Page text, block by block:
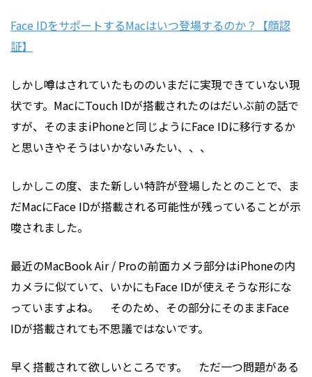
Face IDをサポートするMacはいつ登場するのか？【顔認
証】
しかし噂はされていたもののいまだに実現できていない現
状です。MacにTouch IDが搭載されたのはだいぶ前の話で
すが、そのままiPhoneと同じようにFace IDに移行するか
と思いきやそうはいかないみたい、、、
しかしこの度、また新しい特許が登場したとのことで、ま
だMacにFace IDが搭載される可能性が残っていることが示
唆されました。
最近のMacBook Air / Proの前面カメラ部分はiPhoneの内
カメラに似ていて、いかにもFace IDが使えそうな形にな
っていますよね。 そのため、その部分にそのままFace
IDが搭載されても不思議ではないです。
早く搭載されて欲しいところです。 ただ一つ問題がある